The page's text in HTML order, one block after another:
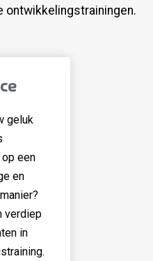
ontwikkelingstrainingen.
geluk
een
en
verdiep
in